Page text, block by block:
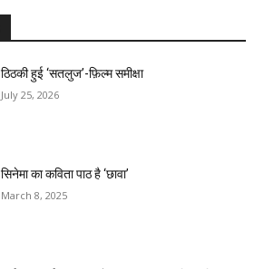
ठिठकी हुई ‘सतलुज’-फ़िल्म समीक्षा
July 25, 2026
सिनेमा का कविता पाठ है ‘छावा’
March 8, 2025